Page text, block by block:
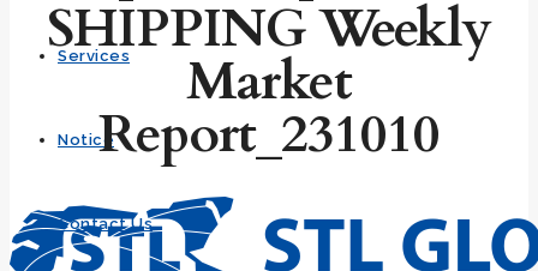
Services
Notice
Contact Us
SHIPPING Weekly
Market
Report_231010